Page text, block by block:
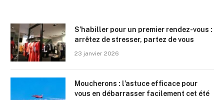
S’habiller pour un premier rendez-vous :
arrêtez de stresser, partez de vous
23 janvier 2026
Moucherons : l’astuce efficace pour
vous en débarrasser facilement cet été